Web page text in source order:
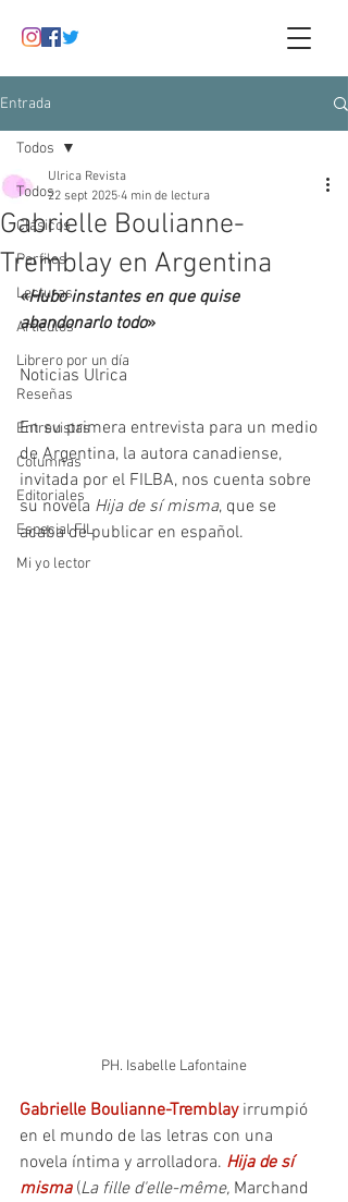
Entrada
Todos
Clásicos
Perfiles
Lecturas
Artículos
Librero por un día
Reseñas
Entrevistas
Columnas
Editoriales
Especial FIL
Mi yo lector
Todos
Gabrielle Boulianne-
Tremblay en Argentina
Ulrica Revista
22 sept 2025 4 min de lectura
«Hubo instantes en que quise
abandonarlo todo»
Noticias Ulrica
En su primera entrevista para un medio
de Argentina, la autora canadiense,
invitada por el FILBA, nos cuenta sobre
su novela Hija de sí misma, que se
acaba de publicar en español.
PH. Isabelle Lafontaine
Gabrielle Boulianne-Tremblay irrumpió
en el mundo de las letras con una
novela íntima y arrolladora. Hija de sí
misma (La fille d'elle-même, Marchand